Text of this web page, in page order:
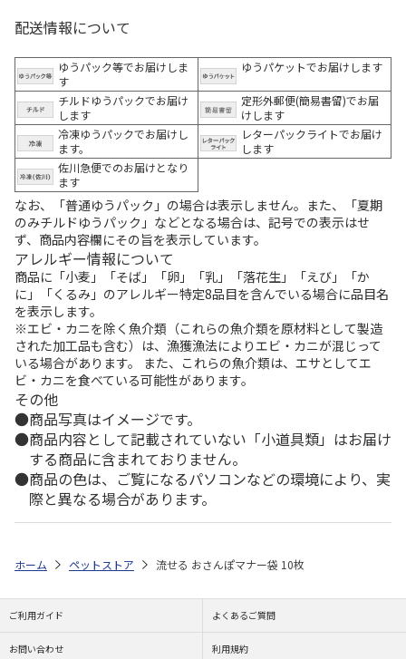
配送情報について
ゆうパック等でお届けしま
す
ゆうパケットでお届けします
チルドゆうパックでお届け
します
定形外郵便(簡易書留)でお届
けします
冷凍ゆうパックでお届けし
ます。
レターパックライトでお届け
します
佐川急便でのお届けとなり
ます
なお、「普通ゆうパック」の場合は表示しません。また、「夏期
のみチルドゆうパック」などとなる場合は、記号での表示はせ
ず、商品内容欄にその旨を表示しています。
アレルギー情報について
商品に「小麦」「そば」「卵」「乳」「落花生」「えび」「か
に」「くるみ」のアレルギー特定8品目を含んでいる場合に品目名
を表示します。
※エビ・カニを除く魚介類（これらの魚介類を原材料として製造
された加工品も含む）は、漁獲漁法によりエビ・カニが混じって
いる場合があります。 また、これらの魚介類は、エサとしてエ
ビ・カニを食べている可能性があります。
その他
商品写真はイメージです。
商品内容として記載されていない「小道具類」はお届け
する商品に含まれておりません。
商品の色は、ご覧になるパソコンなどの環境により、実
際と異なる場合があります。
ホーム ペットストア 流せる おさんぽマナー袋 10枚
ご利用ガイド よくあるご質問
お問い合わせ 利用規約